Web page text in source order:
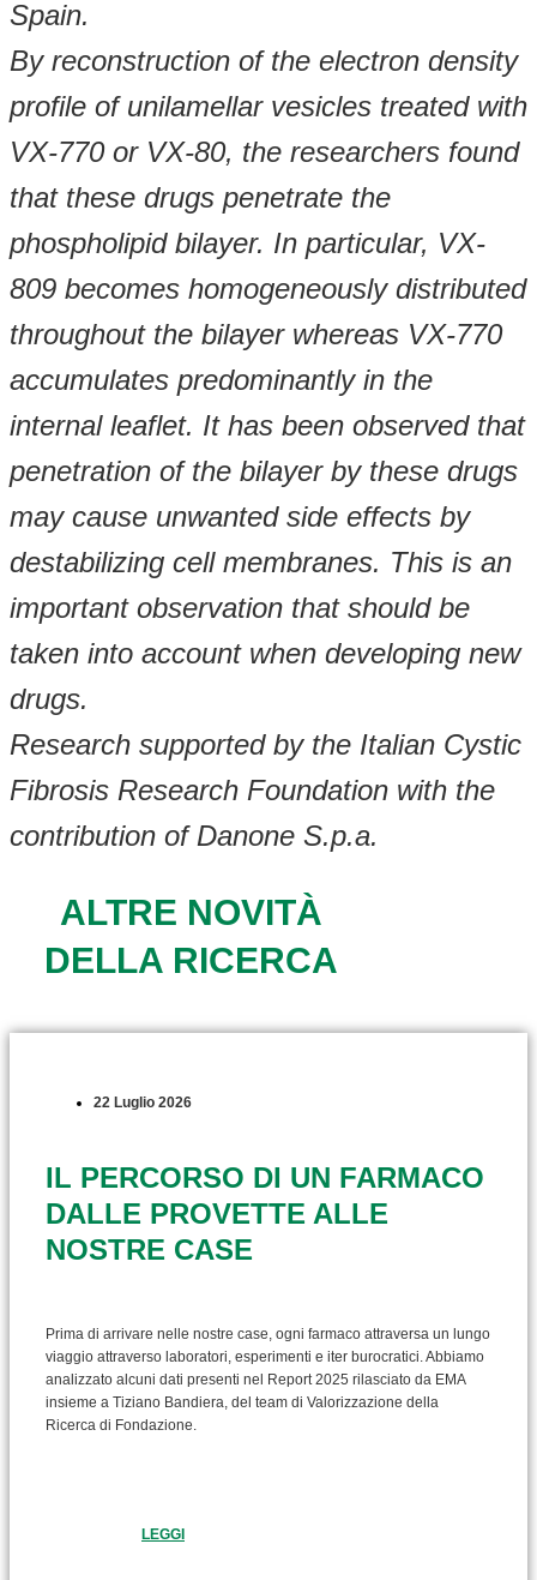
Spain.
By reconstruction of the electron density
profile of unilamellar vesicles treated with
VX-770 or VX-80, the researchers found
that these drugs penetrate the
phospholipid bilayer. In particular, VX-
809 becomes homogeneously distributed
throughout the bilayer whereas VX-770
accumulates predominantly in the
internal leaflet. It has been observed that
penetration of the bilayer by these drugs
may cause unwanted side effects by
destabilizing cell membranes. This is an
important observation that should be
taken into account when developing new
drugs.
Research supported by the Italian Cystic
Fibrosis Research Foundation with the
contribution of Danone S.p.a.
ALTRE NOVITÀ
DELLA RICERCA
22 Luglio 2026
IL PERCORSO DI UN FARMACO
DALLE PROVETTE ALLE
NOSTRE CASE
Prima di arrivare nelle nostre case, ogni farmaco attraversa un lungo
viaggio attraverso laboratori, esperimenti e iter burocratici. Abbiamo
analizzato alcuni dati presenti nel Report 2025 rilasciato da EMA
insieme a Tiziano Bandiera, del team di Valorizzazione della
Ricerca di Fondazione.
LEGGI